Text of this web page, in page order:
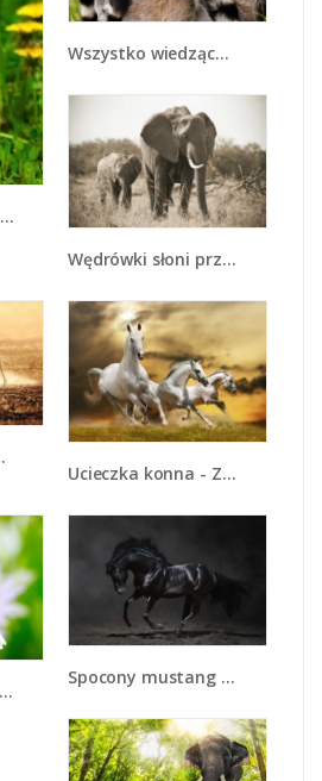
Wszystko wiedzące lemury - Z259
Wędrówki słoni przez sawannę - Z081
Ucieczka konna - Z179
Spocony mustang nocą - Z215